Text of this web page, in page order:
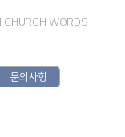
CHURCH WORDS
문의사항